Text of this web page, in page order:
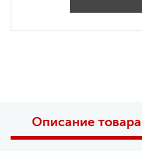
Описание товара